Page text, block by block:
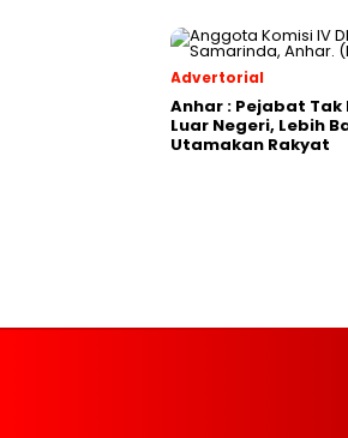
Advertorial
Anhar : Pejabat Tak
Luar Negeri, Lebih
Utamakan Rakyat